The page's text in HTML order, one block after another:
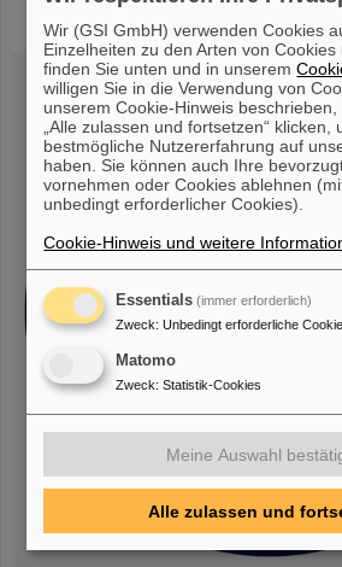
Experimente von GSI/FAIR-
unbemanntem DLR-
Wir (GSI GmbH) verwenden Cookies
Einzelheiten zu den Arten von
finden Sie unten und in unserem
willigen Sie in die Verwendung von
unserem Cookie-Hinweis
„Alle zulassen und fortsetzen“ klicken,
bestmögliche Nutzererfahrung auf
haben. Sie können auch Ihre
vornehmen oder Cookies ablehnen
unbedingt erforderlicher Cookies).
Cookie-Hinweis und weitere
Essentials (immer erforderlich)
Zweck: Unbedingt erforderliche
Matomo
Zweck: Statistik-Cookies
Meine Auswahl
Alle zulassen und